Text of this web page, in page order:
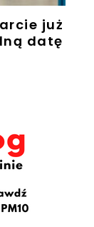
już
datę